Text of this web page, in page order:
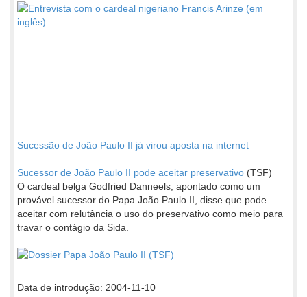
Sucessão de João Paulo II já virou aposta na internet
Sucessor de João Paulo II pode aceitar preservativo (TSF)
O cardeal belga Godfried Danneels, apontado como um
provável sucessor do Papa João Paulo II, disse que pode
aceitar com relutância o uso do preservativo como meio para
travar o contágio da Sida.
Data de introdução: 2004-11-10